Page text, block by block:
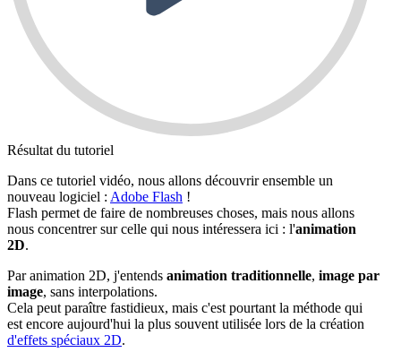
Résultat du tutoriel
Dans ce tutoriel vidéo, nous allons découvrir ensemble un
nouveau logiciel : Adobe Flash !
Flash permet de faire de nombreuses choses, mais nous allons
nous concentrer sur celle qui nous intéressera ici : l'animation
2D.
Par animation 2D, j'entends animation traditionnelle, image par
image, sans interpolations.
Cela peut paraître fastidieux, mais c'est pourtant la méthode qui
est encore aujourd'hui la plus souvent utilisée lors de la création
d'effets spéciaux 2D.